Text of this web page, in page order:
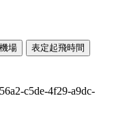
場
表定起飛時間
c5de-4f29-a9dc-